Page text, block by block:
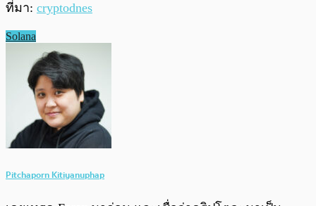
ที่มา: cryptodnes
Solana
Pitchaporn Kitiyanuphap